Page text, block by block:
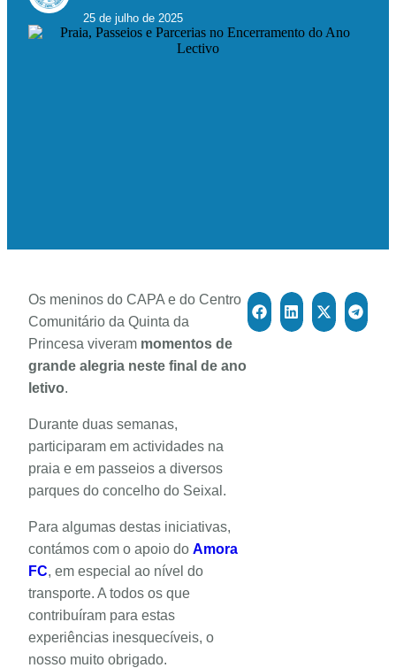
25 de julho de 2025
Os meninos do CAPA e do Centro
Comunitário da Quinta da
Princesa viveram momentos de
grande alegria neste final de ano
letivo.
Durante duas semanas,
participaram em actividades na
praia e em passeios a diversos
parques do concelho do Seixal.
Para algumas destas iniciativas,
contámos com o apoio do Amora
FC, em especial ao nível do
transporte. A todos os que
contribuíram para estas
experiências inesquecíveis, o
nosso muito obrigado.